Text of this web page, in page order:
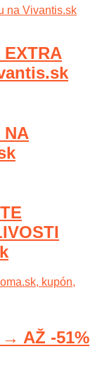
NA
→ AŽ -51%